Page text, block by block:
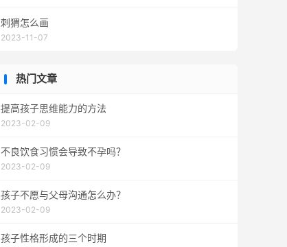
刺猬怎么画
2023-11-07
热门文章
提高孩子思维能力的方法
2023-02-09
不良饮食习惯会导致不孕吗？
2023-02-09
孩子不愿与父母沟通怎么办？
2023-02-09
孩子性格形成的三个时期